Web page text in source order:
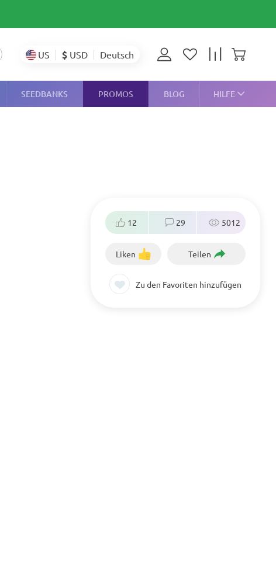
US $ USD Deutsch
SEEDBANKS PROMOS BLOG HILFE
12 29 5012
Liken Teilen
Zu den Favoriten hinzufügen